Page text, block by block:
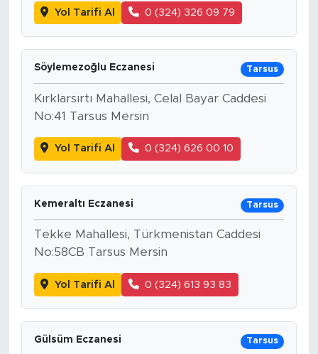
Yol Tarifi Al 0 (324) 326 09 79
Söylemezoğlu Eczanesi Tarsus
Kırklarsırtı Mahallesi, Celal Bayar Caddesi
No:41 Tarsus Mersin
Yol Tarifi Al 0 (324) 626 00 10
Kemeraltı Eczanesi Tarsus
Tekke Mahallesi, Türkmenistan Caddesi
No:58CB Tarsus Mersin
Yol Tarifi Al 0 (324) 613 93 83
Gülsüm Eczanesi Tarsus